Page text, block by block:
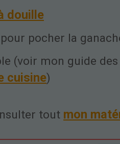
douille
pour pocher la
(voir mon guide
cuisine)
tout mon